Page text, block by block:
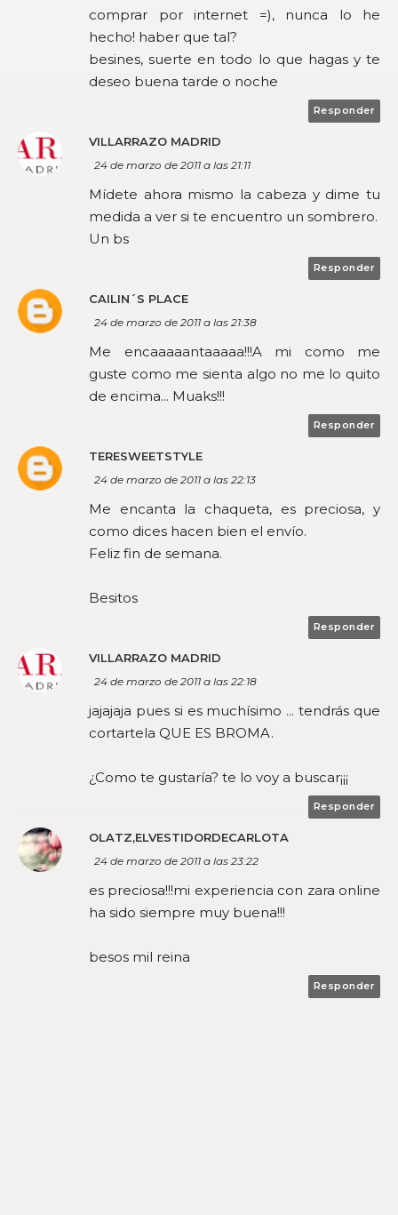
comprar por internet =), nunca lo he
hecho! haber que tal?
besines, suerte en todo lo que hagas y te
deseo buena tarde o noche
Responder
VILLARRAZO MADRID
24 de marzo de 2011 a las 21:11
Mídete ahora mismo la cabeza y dime tu
medida a ver si te encuentro un sombrero.
Un bs
Responder
CAILIN´S PLACE
24 de marzo de 2011 a las 21:38
Me encaaaaantaaaaa!!!A mi como me
guste como me sienta algo no me lo quito
de encima... Muaks!!!
Responder
TERESWEETSTYLE
24 de marzo de 2011 a las 22:13
Me encanta la chaqueta, es preciosa, y
como dices hacen bien el envío.
Feliz fin de semana.
Besitos
Responder
VILLARRAZO MADRID
24 de marzo de 2011 a las 22:18
jajajaja pues si es muchísimo ... tendrás que
cortartela QUE ES BROMA.
¿Como te gustaría? te lo voy a buscar¡¡¡
Responder
OLATZ,ELVESTIDORDECARLOTA
24 de marzo de 2011 a las 23:22
es preciosa!!!mi experiencia con zara online
ha sido siempre muy buena!!!
besos mil reina
Responder